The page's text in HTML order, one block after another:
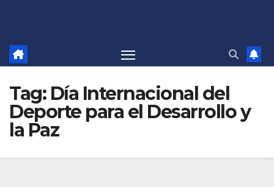
Tag: Día Internacional del
Deporte para el Desarrollo y
la Paz